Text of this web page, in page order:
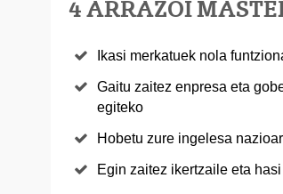
4 ARRAZOI
Ikasi merkatuek nola
Gaitu zaitez enpresa eta
egiteko
Hobetu zure ingelesa
Egin zaitez ikertzaile eta